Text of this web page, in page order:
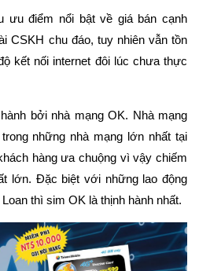
điểm nổi bật về giá bán cạnh
CSKH chu đáo, tuy nhiên vẫn tồn
kết nối internet đôi lúc chưa thực
bởi nhà mạng OK. Nhà mạng
những nhà mạng lớn nhất tại
hàng ưa chuộng vì vậy chiếm
lớn. Đặc biệt với những lao động
thì sim OK là thịnh hành nhất.